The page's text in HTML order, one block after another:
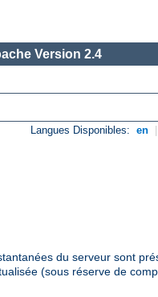
Version 2.4
Langues Disponibles: en
du serveur sont
(sous réserve de